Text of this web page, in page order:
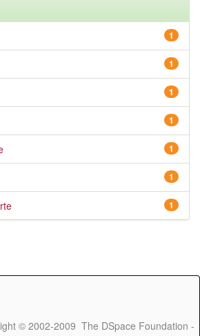
1
1
1
1
1
1
1
© 2002-2009 The DSpace Foundation -